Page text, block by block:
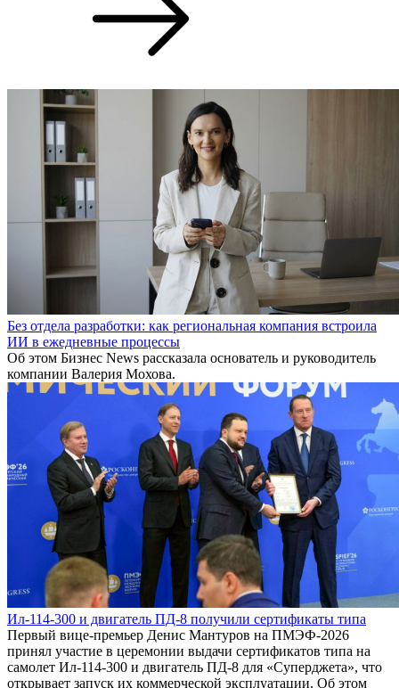
Без отдела разработки: как региональная компания встроила
ИИ в ежедневные процессы
Об этом Бизнес News рассказала основатель и руководитель
компании Валерия Мохова.
Ил-114-300 и двигатель ПД-8 получили сертификаты типа
Первый вице-премьер Денис Мантуров на ПМЭФ-2026
принял участие в церемонии выдачи сертификатов типа на
самолет Ил-114-300 и двигатель ПД-8 для «Суперджета», что
открывает запуск их коммерческой эксплуатации. Об этом